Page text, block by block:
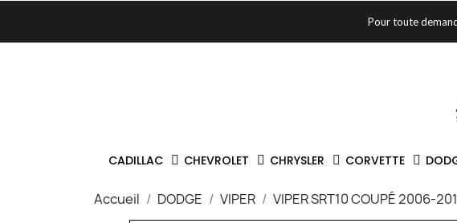
Pour toute
CADILLAC CHEVROLET CHRYSLER CORVETTE
Accueil DODGE VIPER VIPER SRT10 COUPÉ 2006-